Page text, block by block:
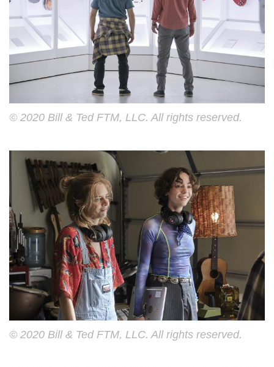
© 2020 Bill & Ted FTM, LLC. All rights reserved.
© 2020 Bill & Ted FTM, LLC. All rights reserved.